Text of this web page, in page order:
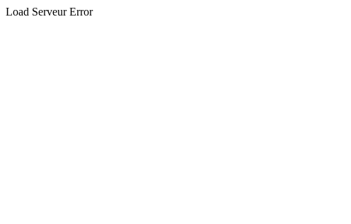
Load Serveur Error